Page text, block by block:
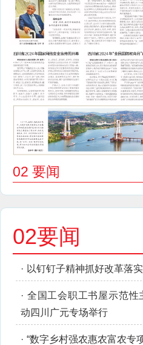
02 要闻
02要闻
· 以钉钉子精神抓好改革落实
· 全国工会职工书屋示范性
动四川广元专场举行
· “数字乡村强农惠农富农专